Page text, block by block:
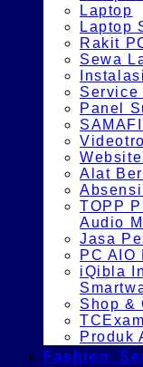
Laptop
Laptop
Rakit
Sewa
Service
Panel
Alat
TOPP
Audio
Jasa
PC AIO
iQibla
Shop &
TCExam
Produk
Fashion,